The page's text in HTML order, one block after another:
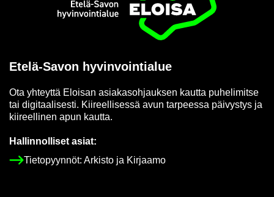
Etusi­vu
Etelä-​Savon hy­vin­voin­tia­lue
Ota yh­teyt­tä Eloi­san asia­kas­oh­jauk­sen kaut­ta pu­he­li­mit­se
tai di­gi­taa­li­ses­ti. Kii­reel­li­ses­sä avun tar­pees­sa päi­vys­tys ja
kii­reel­li­nen apun kaut­ta.
Hal­lin­nol­li­set asiat:
Tie­to­pyyn­nöt: Ar­kis­to ja Kir­jaa­mo